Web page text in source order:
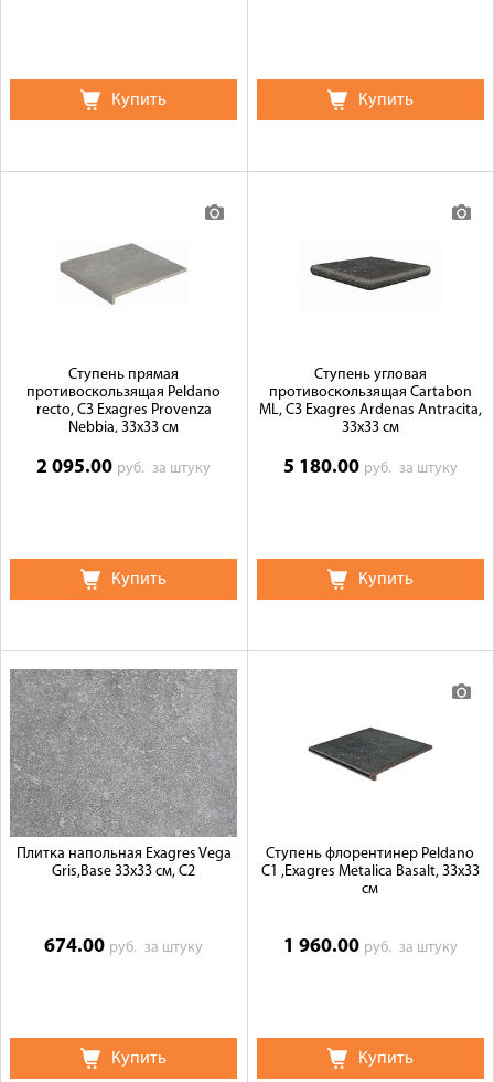
Купить Купить
Ступень прямая
противоскользящая Peldano
recto, C3 Exagres Provenza
Nebbia, 33x33 см
2 095.00 руб.за штуку
Купить
Ступень угловая
противоскользящая Cartabon
ML, C3 Exagres Ardenas Antracita,
33x33 см
5 180.00 руб. за штуку
Купить
Плитка напольная Exagres Vega
Gris,Base 33x33 см, C2
674.00 руб.за штуку
Купить
Ступень флорентинер Peldano
C1 ,Exagres Metalica Basalt, 33x33
см
1 960.00 руб. за штуку
Купить